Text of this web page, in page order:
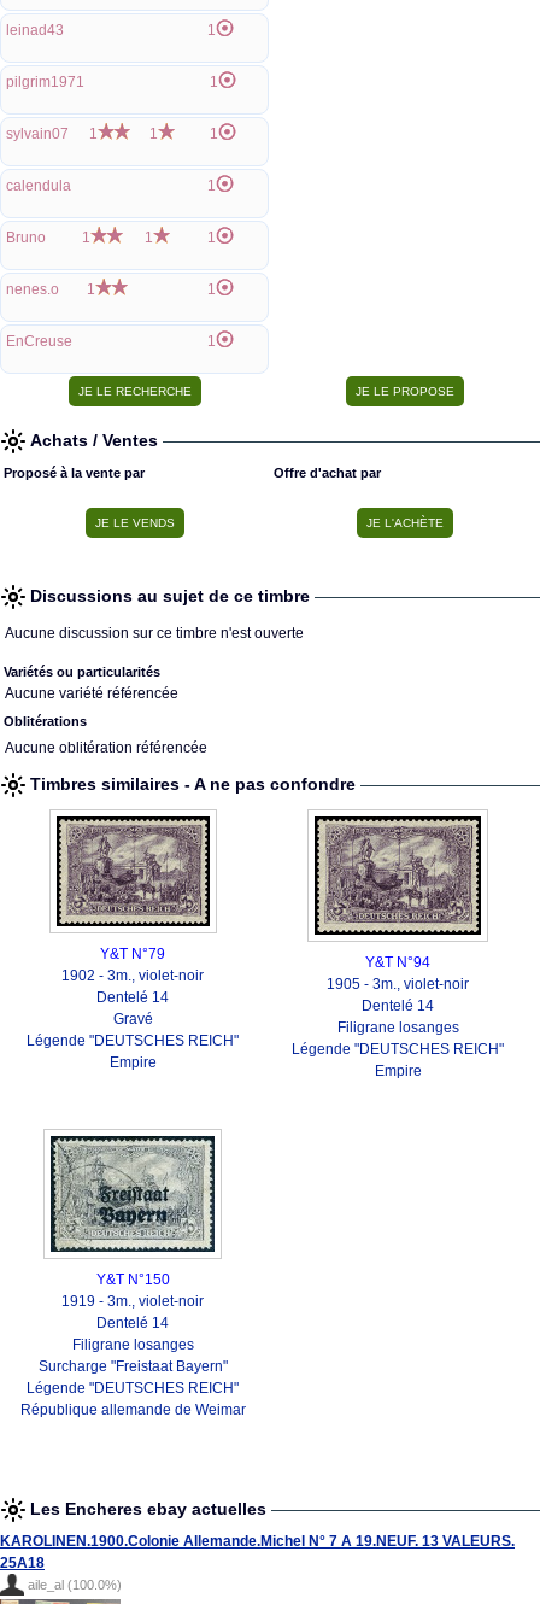
leinad43 1
pilgrim1971 1
sylvain07 1 1 1
calendula 1
Bruno 1 1 1
nenes.o 1 1
EnCreuse 1
Achats / Ventes
Proposé à la vente par Offre d'achat par
Discussions au sujet de ce timbre
Aucune discussion sur ce timbre n'est ouverte
Variétés ou particularités
Aucune variété référencée
Oblitérations
Aucune oblitération référencée
Timbres similaires - A ne pas confondre
Y&T N°79
1902 - 3m., violet-noir
Dentelé 14
Gravé
Légende "DEUTSCHES REICH"
Empire
Y&T N°94
1905 - 3m., violet-noir
Dentelé 14
Filigrane losanges
Légende "DEUTSCHES REICH"
Empire
Y&T N°150
1919 - 3m., violet-noir
Dentelé 14
Filigrane losanges
Surcharge "Freistaat Bayern"
Légende "DEUTSCHES REICH"
République allemande de Weimar
Les Encheres ebay actuelles
KAROLINEN.1900.Colonie Allemande.Michel N° 7 A 19.NEUF. 13 VALEURS.
25A18
aile_al (100.0%)